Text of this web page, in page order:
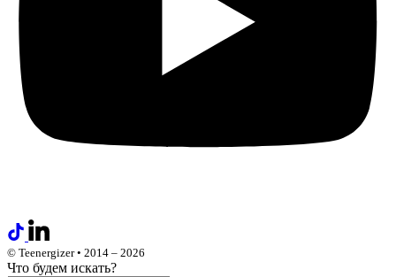
© Teenergizer • 2014 – 2026
Что будем искать?